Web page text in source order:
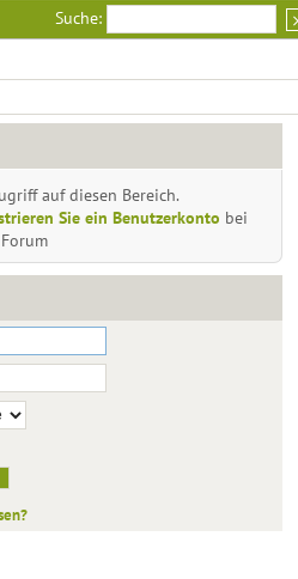
Suche:
auf diesen Bereich.
Sie ein Benutzerkonto bei